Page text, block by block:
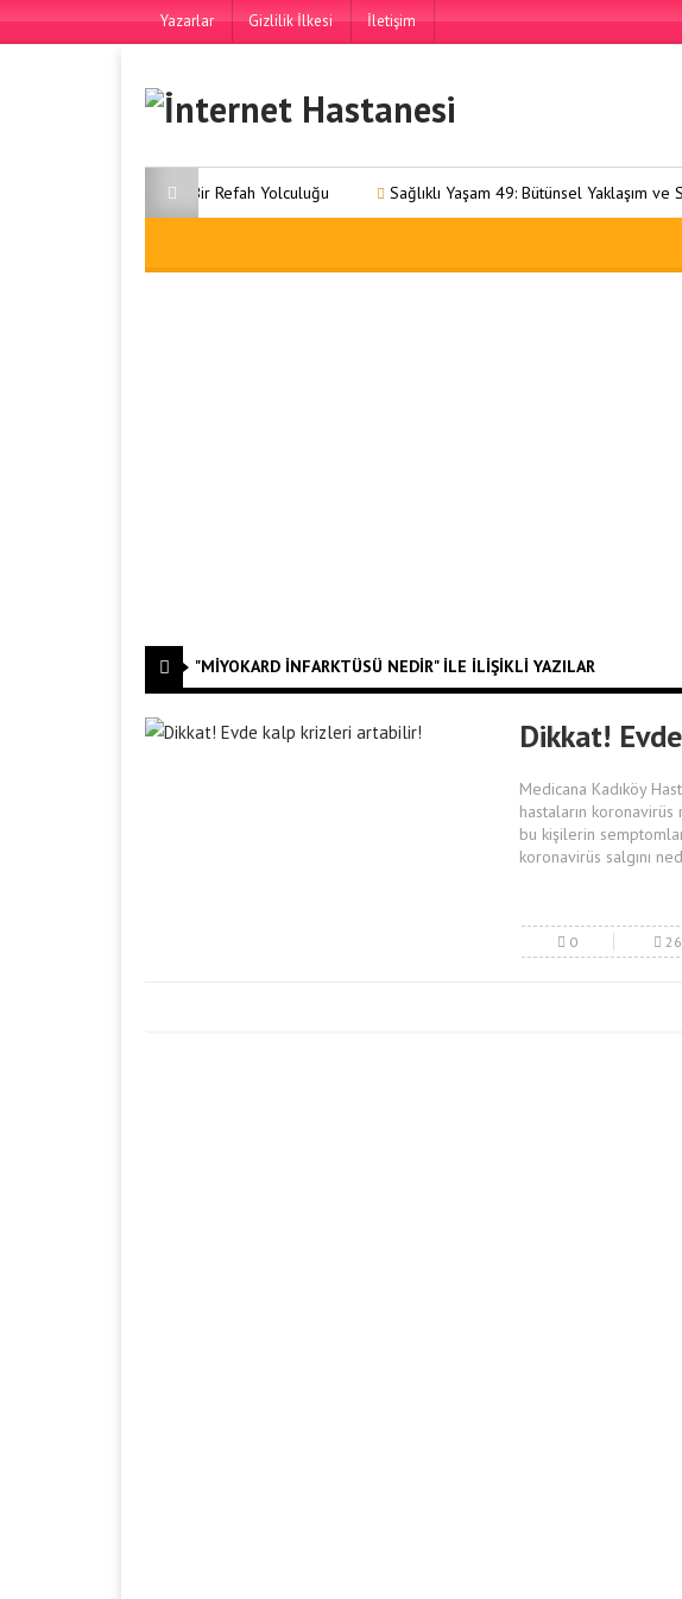
Yazarlar Gizlilik İlkesi İletişim
Yaşam 31: Kapsamlı Bir Refah Yolculuğu Sağlıklı Yaşam 49: Bütünsel Yaklaşım ve
"MIYOKARD INFARKTÜSÜ NEDIR" ILE İLIŞIKLI YAZILAR
Dikkat!
Medicana Kadıköy
hastaların
bu kişilerin
koronavirüs salgını
0